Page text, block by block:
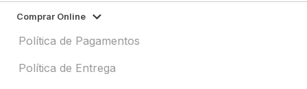
Comprar Online
Política de Pagamentos
Política de Entrega